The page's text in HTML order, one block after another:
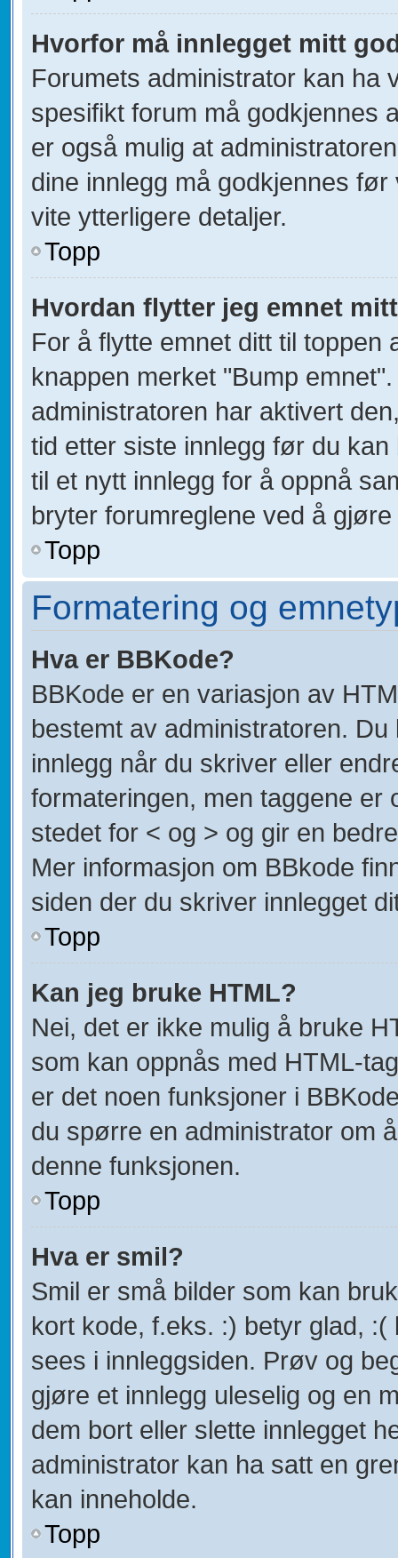
Hvorfor må innlegget mitt
Forumets administrator kan ha
spesifikt forum må godkjennes
er også mulig at
dine innlegg må godkjennes
vite ytterligere detaljer.
Topp
Hvordan flytter jeg emnet
For å flytte emnet ditt til toppen
knappen merket "Bump
administratoren har aktivert
tid etter siste innlegg før du
til et nytt innlegg for å oppnå
bryter forumreglene ved å gjøre
Topp
Formatering og
Hva er BBKode?
BBKode er en variasjon av
bestemt av administratoren.
innlegg når du skriver eller
formateringen, men taggene er
stedet for < og > og gir en
Mer informasjon om BBkode
siden der du skriver innlegget
Topp
Kan jeg bruke HTML?
Nei, det er ikke mulig å bruke
som kan oppnås med HTML-
er det noen funksjoner i
du spørre en administrator om
denne funksjonen.
Topp
Hva er smil?
Smil er små bilder som kan
kort kode, f.eks. :) betyr glad,
sees i innleggsiden. Prøv og
gjøre et innlegg uleselig og en
dem bort eller slette innlegget
administrator kan ha satt en
kan inneholde.
Topp